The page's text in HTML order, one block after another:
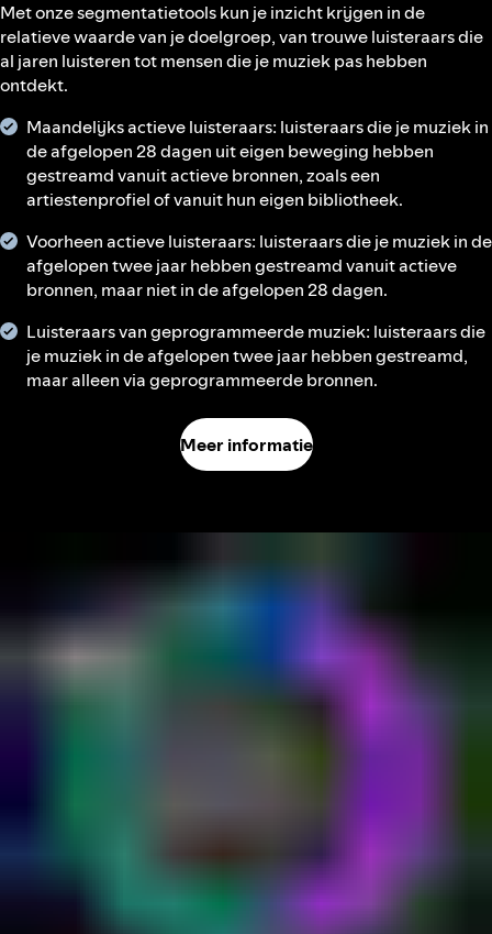
Met onze segmentatietools kun je inzicht krijgen in de
relatieve waarde van je doelgroep, van trouwe luisteraars die
al jaren luisteren tot mensen die je muziek pas hebben
ontdekt.
Maandelijks actieve luisteraars: luisteraars die je muziek in
de afgelopen 28 dagen uit eigen beweging hebben
gestreamd vanuit actieve bronnen, zoals een
artiestenprofiel of vanuit hun eigen bibliotheek.
Voorheen actieve luisteraars: luisteraars die je muziek in de
afgelopen twee jaar hebben gestreamd vanuit actieve
bronnen, maar niet in de afgelopen 28 dagen.
Luisteraars van geprogrammeerde muziek: luisteraars die
je muziek in de afgelopen twee jaar hebben gestreamd,
maar alleen via geprogrammeerde bronnen.
Meer informatie